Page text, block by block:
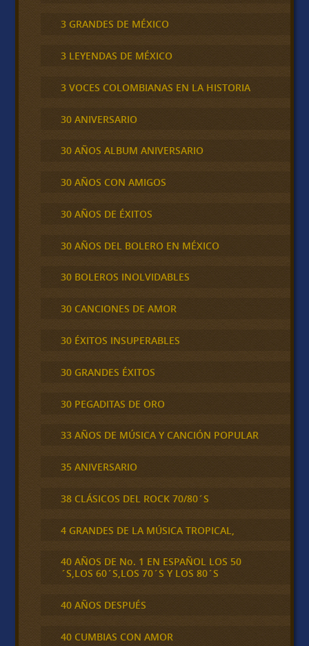
3 GRANDES DE MÉXICO
3 LEYENDAS DE MÉXICO
3 VOCES COLOMBIANAS EN LA HISTORIA
30 ANIVERSARIO
30 AÑOS ALBUM ANIVERSARIO
30 AÑOS CON AMIGOS
30 AÑOS DE ÉXITOS
30 AÑOS DEL BOLERO EN MÉXICO
30 BOLEROS INOLVIDABLES
30 CANCIONES DE AMOR
30 ÉXITOS INSUPERABLES
30 GRANDES ÉXITOS
30 PEGADITAS DE ORO
33 AÑOS DE MÚSICA Y CANCIÓN POPULAR
35 ANIVERSARIO
38 CLÁSICOS DEL ROCK 70/80´S
4 GRANDES DE LA MÚSICA TROPICAL,
40 AÑOS DE No. 1 EN ESPAÑOL LOS 50
´S,LOS 60´S,LOS 70´S Y LOS 80´S
40 AÑOS DESPUÉS
40 CUMBIAS CON AMOR